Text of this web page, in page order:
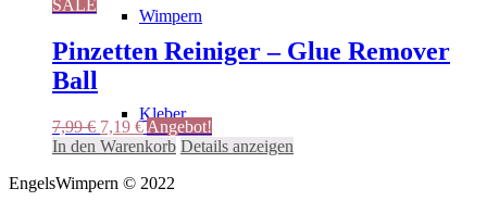
Wimpern
Kleber
SALE
Pinzetten Reiniger – Glue Remover
Ball
7,99€ Ursprünglicher
Preis
7,99 €
7,19 €Aktueller
Preis
7,19 €.
Angebot!
In den Warenkorb Details anzeigen
EngelsWimpern © 2022